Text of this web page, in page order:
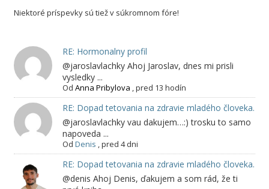
Niektoré príspevky sú tiež v súkromnom fóre!
RE: Hormonalny profil
@jaroslavlachky Ahoj Jaroslav, dnes mi prisli
vysledky ...
Od Anna Pribylova ,pred 13 hodín
RE: Dopad tetovania na zdravie mladého človeka.
@jaroslavlachky vau dakujem…:) trosku to samo
napoveda ...
Od Denis ,pred 4 dni
RE: Dopad tetovania na zdravie mladého človeka.
@denis Ahoj Denis, ďakujem a som rád, že ti